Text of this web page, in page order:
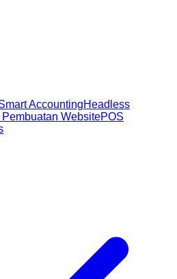
AccountingHeadless
WebsitePOS